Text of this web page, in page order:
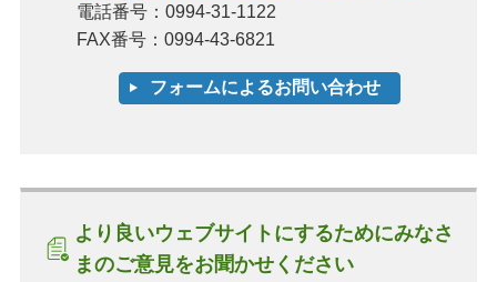
電話番号：0994-31-1122
FAX番号：0994-43-6821
より良いウェブサイトにするためにみなさ
まのご意見をお聞かせください